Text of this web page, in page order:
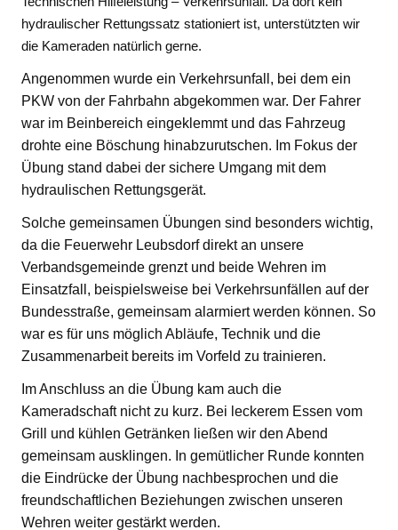
hydraulischer Rettungssatz stationiert ist, unterstützten wir
die Kameraden natürlich gerne.
Angenommen wurde ein Verkehrsunfall, bei dem ein
PKW von der Fahrbahn abgekommen war. Der Fahrer
war im Beinbereich eingeklemmt und das Fahrzeug
drohte eine Böschung hinabzurutschen. Im Fokus der
Übung stand dabei der sichere Umgang mit dem
hydraulischen Rettungsgerät.
Solche gemeinsamen Übungen sind besonders wichtig,
da die Feuerwehr Leubsdorf direkt an unsere
Verbandsgemeinde grenzt und beide Wehren im
Einsatzfall, beispielsweise bei Verkehrsunfällen auf der
Bundesstraße, gemeinsam alarmiert werden können. So
war es für uns möglich Abläufe, Technik und die
Zusammenarbeit bereits im Vorfeld zu trainieren.
Im Anschluss an die Übung kam auch die
Kameradschaft nicht zu kurz. Bei leckerem Essen vom
Grill und kühlen Getränken ließen wir den Abend
gemeinsam ausklingen. In gemütlicher Runde konnten
die Eindrücke der Übung nachbesprochen und die
freundschaftlichen Beziehungen zwischen unseren
Wehren weiter gestärkt werden.